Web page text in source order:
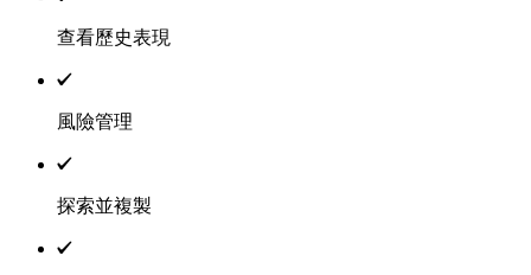
查看歷史表現
風險管理
探索並複製